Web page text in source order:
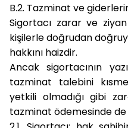
B.2. Tazminat ve
Sigortacı zarar ve
kişilerle doğrudan
hakkını haizdir.
Ancak sigortacının
tazminat talebini
yetkili olmadığı gibi
tazminat ödemesinde de